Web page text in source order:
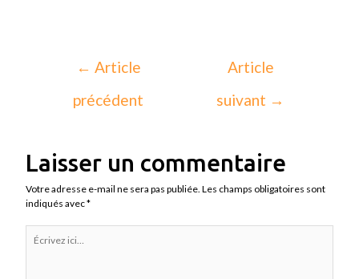
← Article
précédent
Article
suivant →
Laisser un commentaire
Votre adresse e-mail ne sera pas publiée. Les champs obligatoires sont
indiqués avec*
ici…